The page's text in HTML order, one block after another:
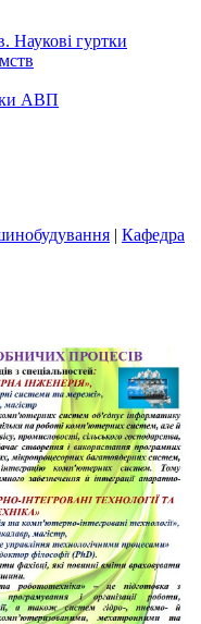
Наукові гуртки
АВП
| Кафедра